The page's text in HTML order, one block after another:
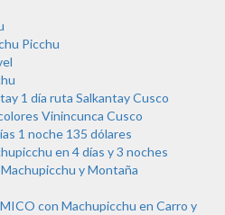
Picchu
1 día ruta Salkantay Cusco
Vinincunca Cusco
1 noche 135 dólares
en 4 días y 3 noches
y Montaña
con Machupicchu en Carro y